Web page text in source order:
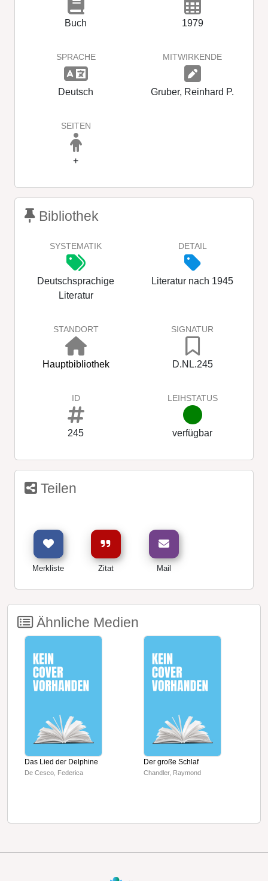
Buch 1979
SPRACHE
Deutsch
MITWIRKENDE
Gruber, Reinhard P.
SEITEN
+
Bibliothek
SYSTEMATIK
Deutschsprachige
Literatur
DETAIL
Literatur nach 1945
STANDORT
Hauptbibliothek
SIGNATUR
D.NL.245
ID
245
LEIHSTATUS
verfügbar
Teilen
Merkliste Zitat Mail
Ähnliche Medien
Das Lied der Delphine
De Cesco, Federica
Der große Schlaf
Chandler, Raymond